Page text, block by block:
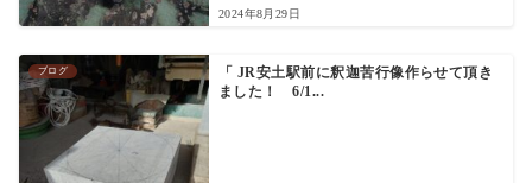
2024年8月29日
ブログ
「 JR安土駅前に釈迦苦行像作らせて頂き
ました！ 6/1...